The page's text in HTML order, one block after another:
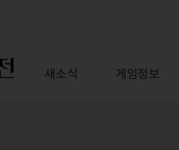
새소식 게임정보